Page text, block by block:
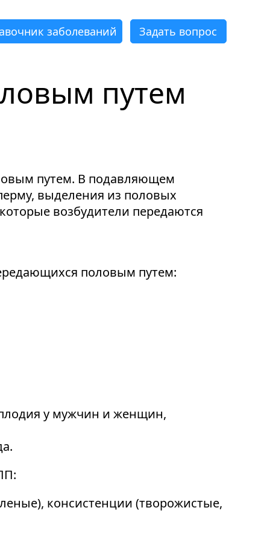
заболеваний Задать вопрос
путем
путем. В подавляющем
выделения из половых
возбудители передаются
половым путем:
у мужчин и женщин,
консистенции (творожистые,